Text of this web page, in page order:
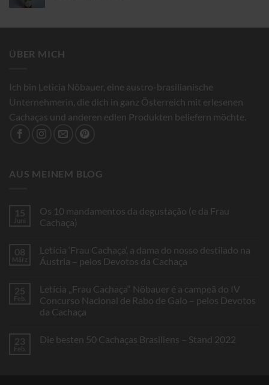
ÜBER MICH
Ich bin Leticia Nöbauer, eine austro-brasilianische
Unternehmerin, die dich in ganz Österreich mit erlesenen
Cachaças und anderen edlen Produkten beliefern möchte.
AUS MEINEM BLOG
15
Juni
Os 10 mandamentos da degustação (e da Frau
Cachaça)
zu
Os
10
degustação
(e
da
Frau
08
März
Letícia ‘Frau Cachaça’, a dama do nosso destilado na
Áustria – pelos Devotos da Cachaça
zu
Letícia
‘Frau
Cachaça’,
do
nosso
25
Feb.
Letícia „Frau Cachaça“ Nöbauer é a campeã do IV
Concurso Nacional de Rabo de Galo – pelos Devotos
da Cachaça
zu
23
Feb.
Die besten 50 Cachaças Brasiliens – Stand 2022